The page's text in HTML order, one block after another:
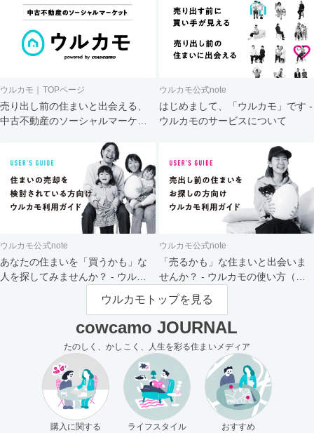
ウルカモ｜TOPページ
売り出し前の住まいと出会える、
中古不動産のソーシャルマーケッ
ウルカモ公式note
はじめまして、「ウルカモ」です -
ウルカモのサービスについて
ウルカモ公式note
あなたの住まいを「買うかも」な
人を探してみませんか？ - ウルカ
ウルカモ公式note
「売るかも」な住まいと出会いま
せんか？ - ウルカモの使い方（買
主さま向け）
ウルカモトップを見る
cowcamo JOURNAL
たのしく、かしこく、人生を彩る住まいメディア
購入に関する
ライフスタイル
おすすめ